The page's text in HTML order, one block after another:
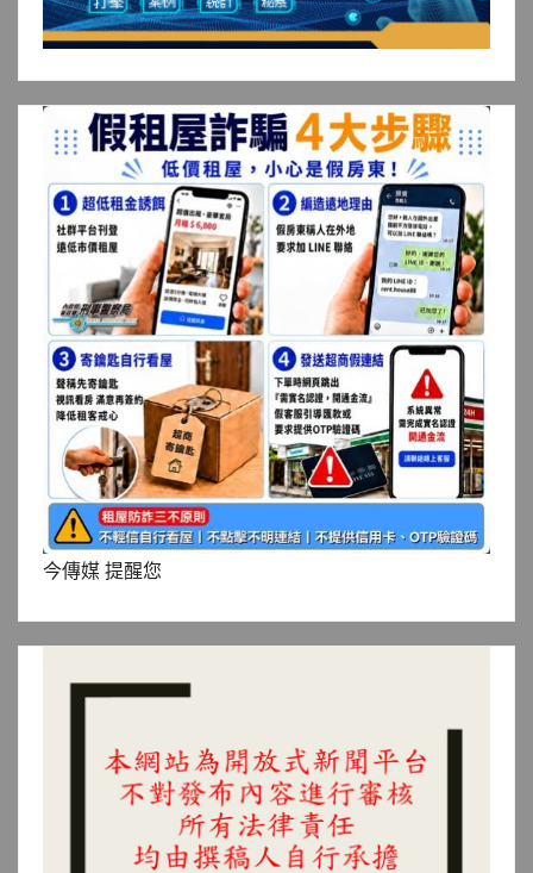
今傳媒 提醒您